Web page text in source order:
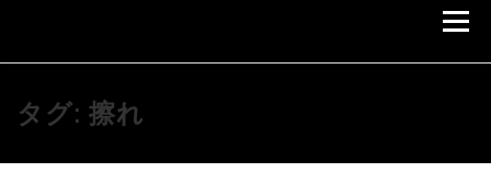
メニュー
会社概要 次世代のヘッドライトコーティング&リペア
タグ: 擦れ